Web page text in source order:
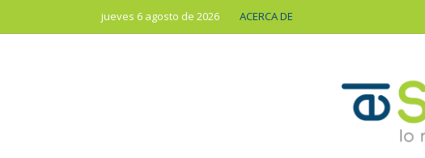
jueves 6 agosto de 2026 ACERCA DE